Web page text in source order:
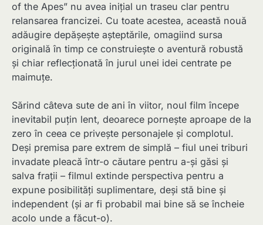
of the Apes” nu avea inițial un traseu clar pentru
relansarea francizei. Cu toate acestea, această nouă
adăugire depășește așteptările, omagiind sursa
originală în timp ce construiește o aventură robustă
și chiar reflecționată în jurul unei idei centrate pe
maimuțe.
Sărind câteva sute de ani în viitor, noul film începe
inevitabil puțin lent, deoarece pornește aproape de la
zero în ceea ce privește personajele și complotul.
Deși premisa pare extrem de simplă – fiul unei triburi
invadate pleacă într-o căutare pentru a-și găsi și
salva frații – filmul extinde perspectiva pentru a
expune posibilități suplimentare, deși stă bine și
independent (și ar fi probabil mai bine să se încheie
acolo unde a făcut-o).